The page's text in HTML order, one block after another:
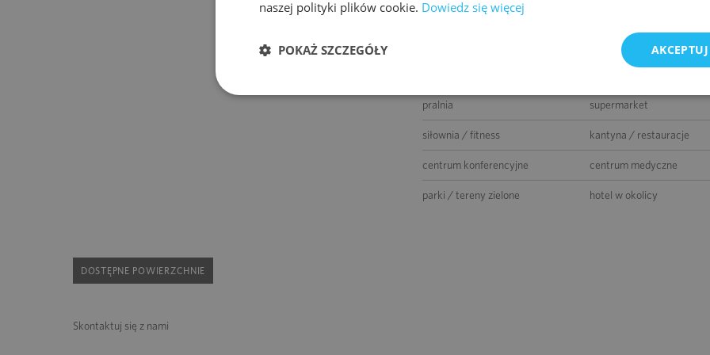
paczkomat
myjnia samochodowa
pralnia supermarket
siłownia / fitness kantyna / restauracje
centrum konferencyjne centrum medyczne
parki / tereny zielone hotel w okolicy
DOSTĘPNE POWIERZCHNIE
Skontaktuj się z nami
naszej polityki plików cookie. Dowiedz się więcej
POKAŻ SZCZEGÓŁY